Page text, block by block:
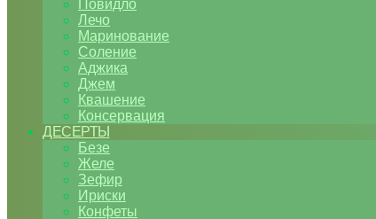
Повидло
Лечо
Маринование
Соление
Аджика
Джем
Квашение
Консервация
ДЕСЕРТЫ
Безе
Желе
Зефир
Ириски
Конфеты